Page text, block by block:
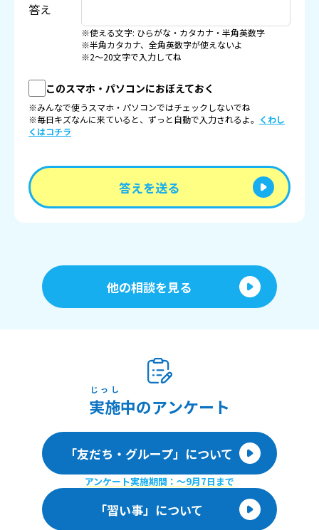
答え
※使える文字: ひらがな・カタカナ・半角英数字
※半角カタカナ、全角英数字が使えないよ
※2〜20文字で入力してね
このスマホ・パソコンにおぼえておく
※みんなで使うスマホ・パソコンではチェックしないでね
※毎日キズなんに来ていると、ずっと自動で入力されるよ。 くわし
くはコチラ
答えを送る
他の相談を見る
実施
じっし
中のアンケート
「友だち・グループ」について
アンケート実施期間：〜9月7日まで
「習い事」について